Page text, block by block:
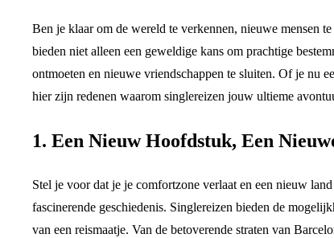
Ben je klaar om de wereld te verkennen, nieuwe mensen
bieden niet alleen een geweldige kans om prachtige
ontmoeten en nieuwe vriendschappen te sluiten. Of je nu
hier zijn redenen waarom singlereizen jouw ultieme
1. Een Nieuw Hoofdstuk, Een
Stel je voor dat je je comfortzone verlaat en een nieuw
fascinerende geschiedenis. Singlereizen bieden de
van een reismaatje. Van de betoverende straten van